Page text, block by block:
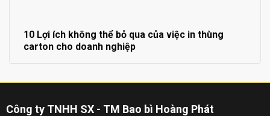
10 Lợi ích không thể bỏ qua của việc in thùng
carton cho doanh nghiệp
Công ty TNHH SX - TM Bao bì Hoàng Phát